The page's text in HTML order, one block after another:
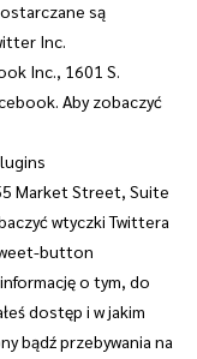
są
Inc.
Inc., 1601 S.
Aby zobaczyć
Market Street, Suite
wtyczki Twittera
button
o tym, do
dostęp i w jakim
bądź przebywania na